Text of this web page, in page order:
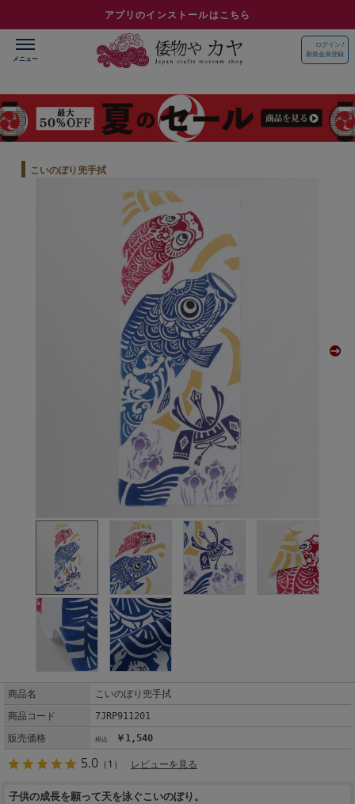
アプリのインストールはこちら
ログイン /
新規会員登録
こいのぼり兜手拭
商品名
こいのぼり兜手拭
商品コード
7JRP911201
販売価格
￥1,540
5.0 （1） レビューを見る
子供の成長を願って天を泳ぐこいのぼり。